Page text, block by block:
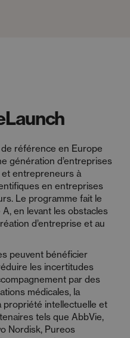
référence en Europe
génération d’entreprises
et entrepreneurs à
en entreprises
Le programme fait le
en levant les obstacles
d’entreprise et au
peuvent bénéficier
les incertitudes
par des
médicales, la
propriété intellectuelle et
tels que AbbVie,
Nordisk, Pureos